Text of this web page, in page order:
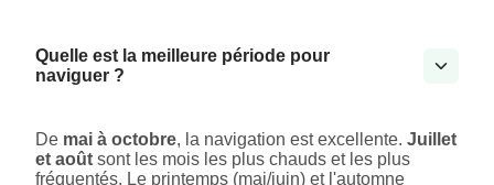
Quelle est la meilleure période pour
naviguer ?
De mai à octobre, la navigation est excellente. Juillet
et août sont les mois les plus chauds et les plus
fréquentés. Le printemps (mai/juin) et l'automne